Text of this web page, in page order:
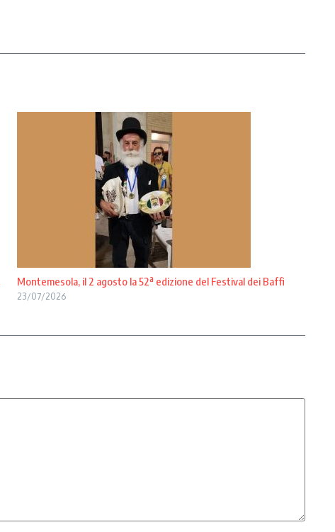
Montemesola, il 2 agosto la 52ª edizione del Festival dei Baffi
23/07/2026